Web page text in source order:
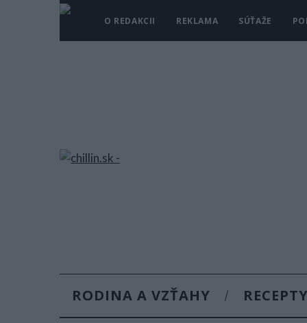
O REDAKCII REKLAMA SÚŤAŽE
RODINA A VZŤAHY RECEPTY